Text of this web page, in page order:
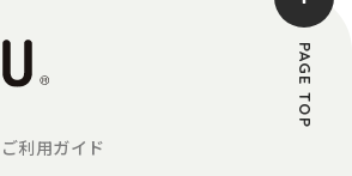
ご利用ガイド
PAGE TOP